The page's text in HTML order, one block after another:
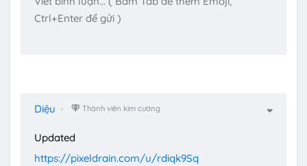
Diệu Thành viên kim cương
Updated
https://pixeldrain.com/u/rdiqk9Sq